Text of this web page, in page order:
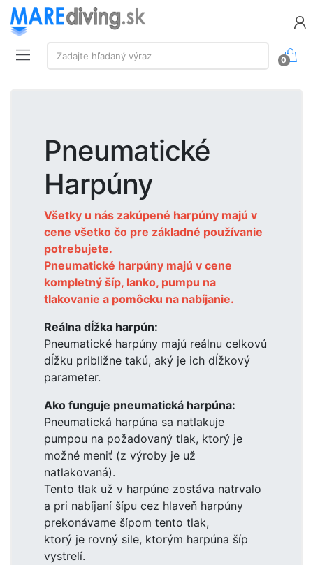
Vyhľadávanie:
Zadajte hľadaný výraz
0
Pneumatické
Harpúny
Všetky u nás zakúpené harpúny majú v
cene všetko čo pre základné používanie
potrebujete.
Pneumatické harpúny majú v cene
kompletný šíp, lanko, pumpu na
tlakovanie a pomôcku na nabíjanie.
Reálna dĺžka harpún:
Pneumatické harpúny majú reálnu celkovú
dĺžku približne takú, aký je ich dĺžkový
parameter.
Ako funguje pneumatická harpúna:
Pneumatická harpúna sa natlakuje
pumpou na požadovaný tlak, ktorý je
možné meniť (z výroby je už
natlakovaná).
Tento tlak už v harpúne zostáva natrvalo
a pri nabíjaní šípu cez hlaveň harpúny
prekonávame šípom tento tlak,
ktorý je rovný sile, ktorým harpúna šíp
vystrelí.